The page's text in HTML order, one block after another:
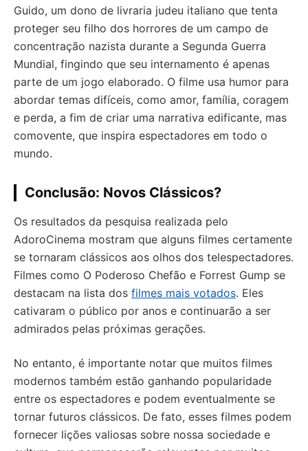
Guido, um dono de livraria judeu italiano que tenta
proteger seu filho dos horrores de um campo de
concentração nazista durante a Segunda Guerra
Mundial, fingindo que seu internamento é apenas
parte de um jogo elaborado. O filme usa humor para
abordar temas difíceis, como amor, família, coragem
e perda, a fim de criar uma narrativa edificante, mas
comovente, que inspira espectadores em todo o
mundo.
Conclusão: Novos Clássicos?
Os resultados da pesquisa realizada pelo
AdoroCinema mostram que alguns filmes certamente
se tornaram clássicos aos olhos dos telespectadores.
Filmes como O Poderoso Chefão e Forrest Gump se
destacam na lista dos filmes mais votados. Eles
cativaram o público por anos e continuarão a ser
admirados pelas próximas gerações.
No entanto, é importante notar que muitos filmes
modernos também estão ganhando popularidade
entre os espectadores e podem eventualmente se
tornar futuros clássicos. De fato, esses filmes podem
fornecer lições valiosas sobre nossa sociedade e